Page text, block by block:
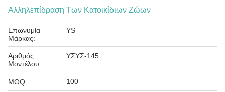
Αλληλεπίδραση Των Κατοικίδιων Ζώων
Επωνυμία
Μάρκας:
YS
Αριθμός
Μοντέλου:
ΥΣΥΣ-145
MOQ: 100